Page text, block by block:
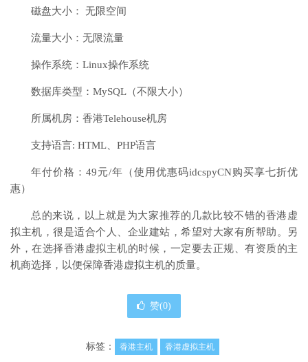
磁盘大小： 无限空间
流量大小：无限流量
操作系统：Linux操作系统
数据库类型：MySQL（不限大小）
所属机房：香港Telehouse机房
支持语言: HTML、PHP语言
年付价格：49元/年（使用优惠码idcspyCN购买享七折优
惠）
总的来说，以上就是为大家推荐的几款比较不错的香港虚
拟主机，很是适合个人、企业建站，希望对大家有所帮助。另
外，在选择香港虚拟主机的时候，一定要去正规、有资质的主
机商选择，以便保障香港虚拟主机的质量。
赞(0)
标签： 香港主机 香港虚拟主机